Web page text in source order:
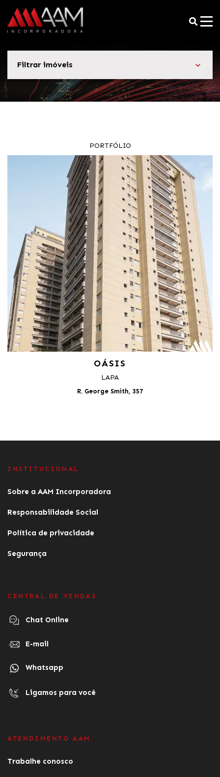
Filtrar imóveis
PORTFÓLIO
OÁSIS
LAPA
R. George Smith, 357
INSTITUCIONAL
Sobre a AAM Incorporadora
Responsabilidade Social
Política de privacidade
Segurança
CENTRAL DE VENDAS
Chat Online
E-mail
Whatsapp
Ligamos para você
ATENDIMENTO AAM
Trabalhe conosco